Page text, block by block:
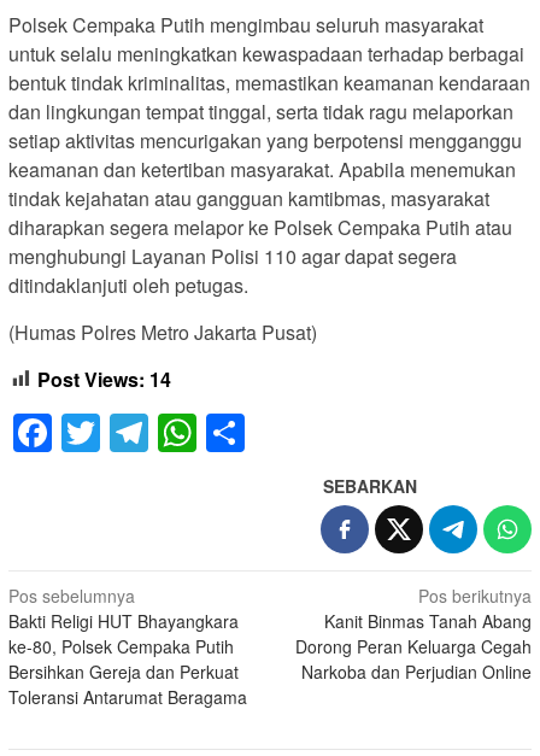
Polsek Cempaka Putih mengimbau seluruh masyarakat
untuk selalu meningkatkan kewaspadaan terhadap berbagai
bentuk tindak kriminalitas, memastikan keamanan kendaraan
dan lingkungan tempat tinggal, serta tidak ragu melaporkan
setiap aktivitas mencurigakan yang berpotensi mengganggu
keamanan dan ketertiban masyarakat. Apabila menemukan
tindak kejahatan atau gangguan kamtibmas, masyarakat
diharapkan segera melapor ke Polsek Cempaka Putih atau
menghubungi Layanan Polisi 110 agar dapat segera
ditindaklanjuti oleh petugas.
(Humas Polres Metro Jakarta Pusat)
Post Views: 14
Facebook
TwitterTelegram
WhatsApp
SEBARKAN
Navigasi
pos
Pos sebelumnya
Bakti Religi HUT Bhayangkara
ke-80, Polsek Cempaka Putih
Bersihkan Gereja dan Perkuat
Toleransi Antarumat Beragama
Pos berikutnya
Kanit Binmas Tanah Abang
Dorong Peran Keluarga Cegah
Narkoba dan Perjudian Online